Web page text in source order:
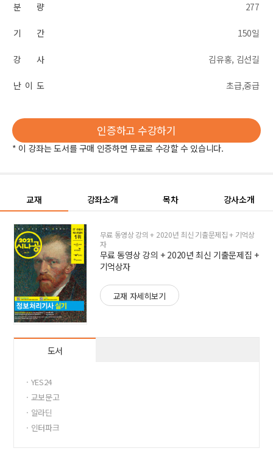
분 량 277
기 간 150일
강 사 김유홍, 김선길
난 이 도 초급,중급
인증하고 수강하기
* 이 강좌는 도서를 구매 인증하면 무료로 수강할 수 있습니다.
교재 강좌소개 목차 강사소개
무료 동영상 강의 + 2020년 최신 기출문제집 + 기억상
자
무료 동영상 강의 + 2020년 최신 기출문제집 +
기억상자
교재 자세히보기
도서
· YES24
· 교보문고
· 알라딘
· 인터파크